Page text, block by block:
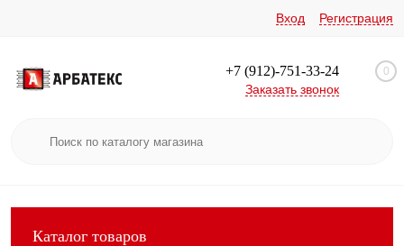
Вход Регистрация
+7 (912)-751-33-24
Заказать звонок
0
Каталог товаров